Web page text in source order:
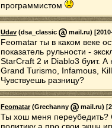
программистом
Udav (dsa_classic mail.ru)
Feomatar ты в каком веке
показатель рульности -
StarCraft 2 и Diablo3 буит.
Grand Turismo, Infamous,
Чувствуешь разницу?
Feomatar(Grechanny mail.ru)
Ты хош меня переубедить?